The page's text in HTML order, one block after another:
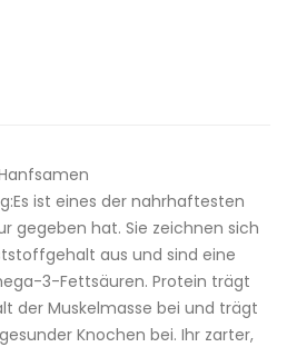
ist eines der nahrhaftesten
gegeben hat. Sie zeichnen sich
aus und sind eine
3-Fettsäuren. Protein trägt
der Muskelmasse bei und trägt
Knochen bei. Ihr zarter,